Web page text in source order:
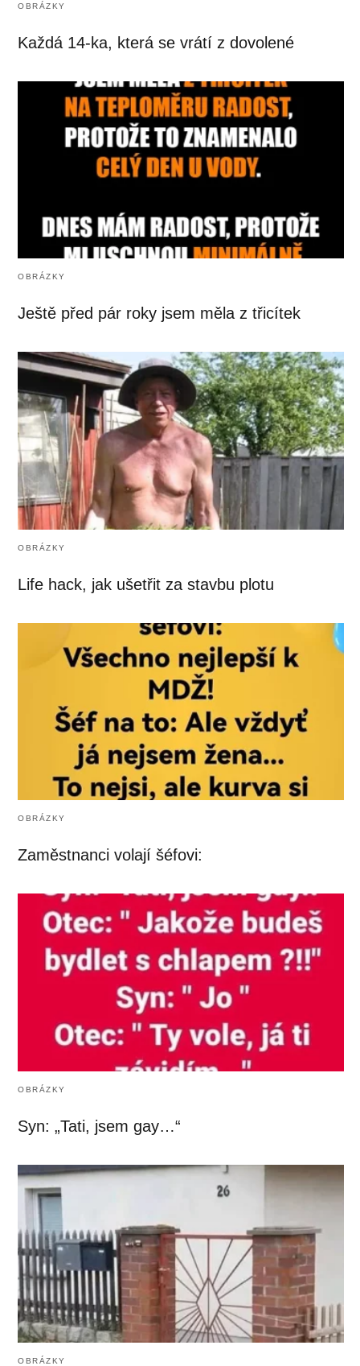
OBRÁZKY
Každá 14-ka, která se vrátí z dovolené
OBRÁZKY
Ještě před pár roky jsem měla z třicítek
OBRÁZKY
Life hack, jak ušetřit za stavbu plotu
OBRÁZKY
Zaměstnanci volají šéfovi:
OBRÁZKY
Syn: „Tati, jsem gay…“
OBRÁZKY